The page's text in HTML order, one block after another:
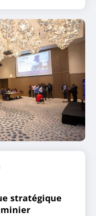
stratégique
minier